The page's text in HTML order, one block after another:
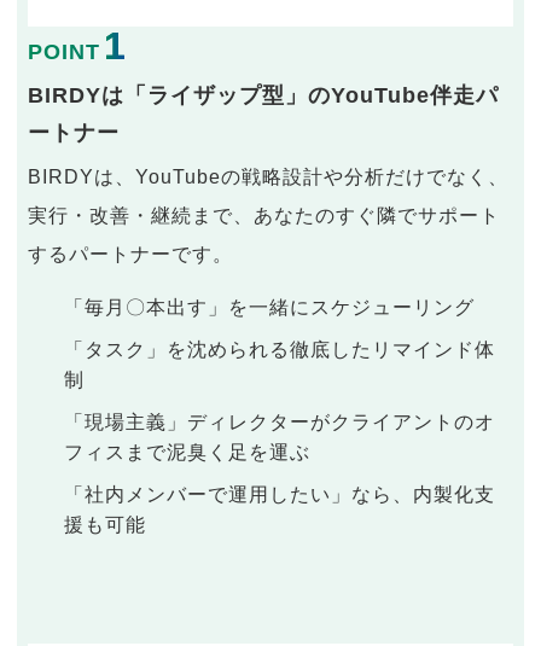
POINT 1
BIRDYは「ライザップ型」のYouTube伴走パ
ートナー
BIRDYは、YouTubeの戦略設計や分析だけでなく、
実行・改善・継続まで、あなたのすぐ隣でサポート
するパートナーです。
「毎月〇本出す」を一緒にスケジューリング
「タスク」を沈められる徹底したリマインド体
制
「現場主義」ディレクターがクライアントのオ
フィスまで泥臭く足を運ぶ
「社内メンバーで運用したい」なら、内製化支
援も可能